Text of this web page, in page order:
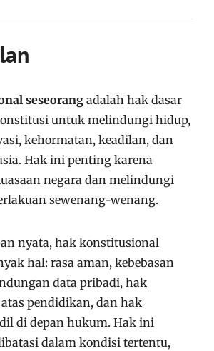
seseorang adalah hak dasar
untuk melindungi hidup,
kehormatan, keadilan, dan
Hak ini penting karena
negara dan melindungi
sewenang-wenang.
nyata, hak konstitusional
hal: rasa aman, kebebasan
data pribadi, hak
pendidikan, dan hak
di depan hukum. Hak ini
dalam kondisi tertentu,